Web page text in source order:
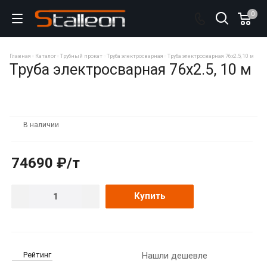
0
Главная Каталог Трубный прокат Труба электросварная Труба электросварная 76х2.5, 10 м
Труба электросварная 76х2.5, 10 м
В наличии
74690 ₽/т
Купить
Рейтинг Нашли дешевле